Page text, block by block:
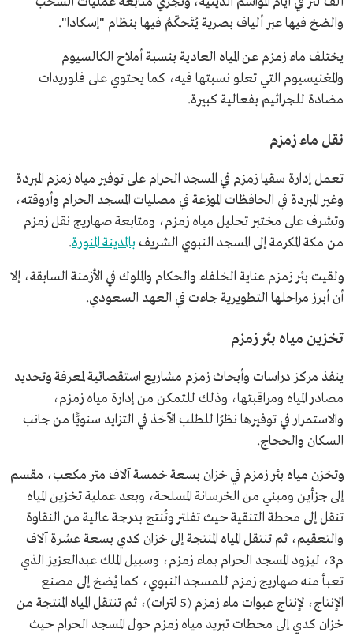
والضخ فيها عبر ألياف بصرية يُتَحكّمُ فيها بنظام "إسكادا".
يختلف ماء زمزم عن المياه العادية بنسبة أملاح الكالسيوم
والمغنيسيوم التي تعلو نسبتها فيه، كما يحتوي على فلوريدات
مضادة للجراثيم بفعالية كبيرة.
نقل ماء زمزم
تعمل إدارة سقيا زمزم في المسجد الحرام على توفير مياه زمزم المبردة
وغير المبردة في الحافظات الموزعة في مصليات المسجد الحرام وأروقته،
وتشرف على مختبر تحليل مياه زمزم، ومتابعة صهاريج نقل زمزم
من مكة المكرمة إلى المسجد النبوي الشريف بالمدينة المنورة.
ولقيت بئر زمزم عناية الخلفاء والحكام والملوك في الأزمنة السابقة، إلا
أن أبرز مراحلها التطويرية جاءت في العهد السعودي.
تخزين مياه بئر زمزم
ينفذ مركز دراسات وأبحاث زمزم مشاريع استقصائية لمعرفة وتحديد
مصادر المياه ومراقبتها، وذلك للتمكن من إدارة مياه زمزم،
والاستمرار في توفيرها نظرًا للطلب الآخذ في التزايد سنويًّا من جانب
السكان والحجاج.
وتخزن مياه بئر زمزم في خزان بسعة خمسة آلاف متر مكعب، مقسم
إلى جزأين ومبني من الخرسانة المسلحة، وبعد عملية تخزين المياه
تنقل إلى محطة التنقية حيث تفلتر وتُنتج بدرجة عالية من النقاوة
والتعقيم، ثم تنتقل المياه المنتجة إلى خزان كدي بسعة عشرة آلاف
م3، ليزود المسجد الحرام بماء زمزم، وسبيل الملك عبدالعزيز الذي
تعبأ منه صهاريج زمزم للمسجد النبوي، كما يُضخ إلى مصنع
الإنتاج، لإنتاج عبوات ماء زمزم (5 لترات)، ثم تنتقل المياه المنتجة من
خزان كدي إلى محطات تبريد مياه زمزم حول المسجد الحرام حيث